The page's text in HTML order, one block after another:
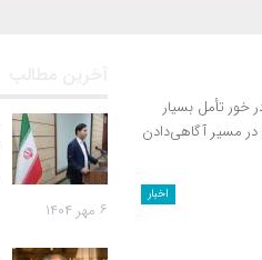
خور تأمل بسیار
در مسیر آگاهی‌دادن
اخبار
آخرین مطالب
۶ مهر ۱۴۰۴